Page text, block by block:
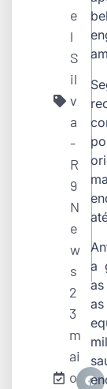
e
l
S
il
v
a
-
R
9
N
e
w
s
2
3
m
ai
o
a